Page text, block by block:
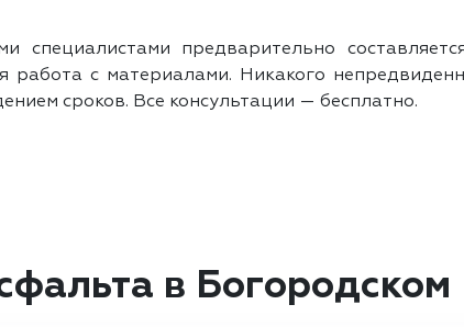
предварительно
работа с материалами. Никакого
сроков. Все консультации — бесплатно.
в Богородском